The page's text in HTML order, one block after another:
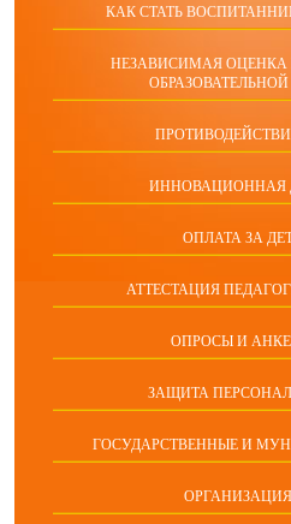
КАК СТАТЬ
НЕЗАВИСИМАЯ ОЦЕНКА
ИННОВАЦИОННАЯ
ОПЛАТА ЗА
АТТЕСТАЦИЯ
ОПРОСЫ И
ЗАЩИТА
ГОСУДАРСТВЕННЫЕ И